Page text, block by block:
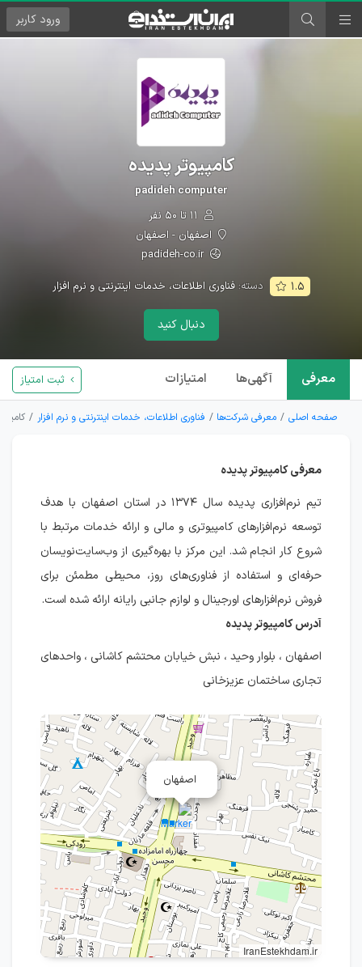
ورود کاربر
کامپیوتر پدیده
padideh computer
اصفهان - اصفهان
padideh-co.ir
۱.۵ دسته:فناوری اطلاعات، خدمات اینترنتی و نرم افزار
دنبال کنید
معرفی آگهی‌ها امتیازات ثبت امتیاز
صفحه اصلی معرفی شرکت‌ها فناوری اطلاعات، خدمات اینترنتی و نرم افزار
معرفی کامپیوتر پدیده
تیم نرم‌افزاری پدیده سال ۱۳۷۴ در استان اصفهان با هدف
توسعه نرم‌افزارهای کامپیوتری و مالی و ارائه خدمات مرتبط با
شروع کار انجام شد. این مرکز با بهره‌گیری از وب‌سایت‌نویسان
حرفه‌ای و استفاده از فناوری‌های روز، محیطی مطمئن برای
فروش نرم‌افزارهای اورجینال و لوازم جانبی رایانه ارائه شده است.
آدرس کامپیوتر پدیده
اصفهان ، بلوار وحید ، نبش خیابان محتشم کاشانی ، واحدهای
تجاری ساختمان عزیزخانی
اصفهان
IranEstekhdam.ir